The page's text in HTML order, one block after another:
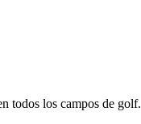
todos los campos de golf.